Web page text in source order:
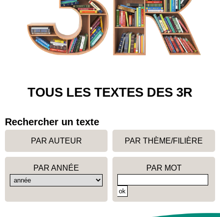
TOUS LES TEXTES DES 3R
Rechercher un texte
PAR AUTEUR PAR THÈME/FILIÈRE
PAR ANNÉE PAR MOT